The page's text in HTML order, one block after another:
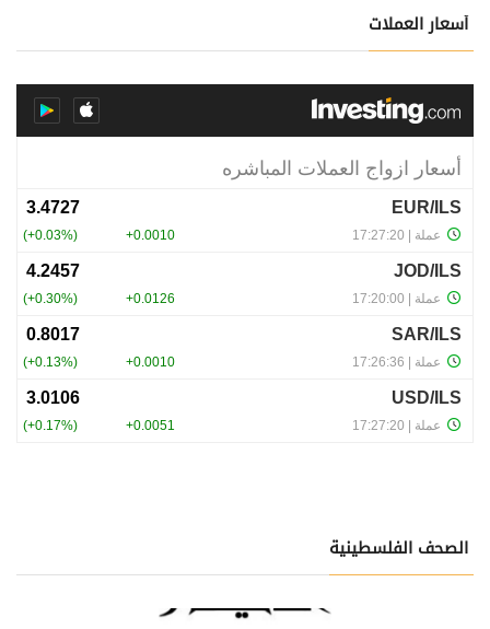
أسعار العملات
الصحف الفلسطينية